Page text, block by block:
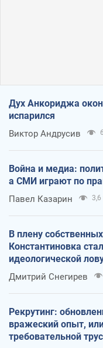
Дух Анкориджа
испарился
Виктор Андрусив
Война и медиа:
а СМИ играют по
Павел Казарин 3,6
В плену
Константиновка
идеологической
оккупантов
Дмитрий Снегирев
Рекрутинг:
вражеский опыт,
требовательной